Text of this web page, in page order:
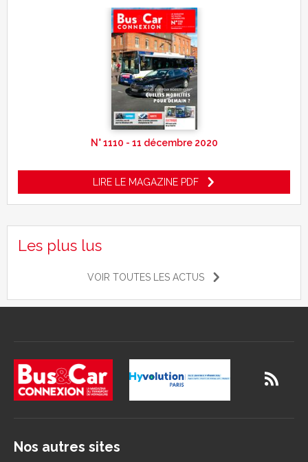
N° 1110 - 11 décembre 2020
LIRE LE MAGAZINE PDF
Les plus lus
VOIR TOUTES LES ACTUS
Nos autres sites